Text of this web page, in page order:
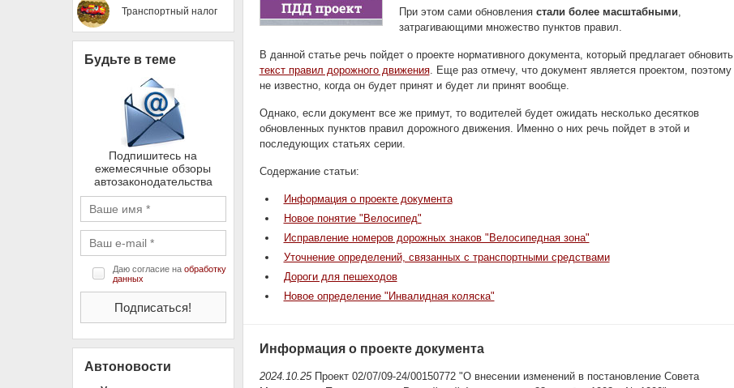
Транспортный налог
Будьте в теме
Подпишитесь на
ежемесячные обзоры
автозаконодательства
Даю согласие на обработку
данных
Автоновости
При этом сами обновления стали более масштабными,
затрагивающими множество пунктов правил.
В данной статье речь пойдет о проекте нормативного документа, который предлагает обновить
текст правил дорожного движения. Еще раз отмечу, что документ является проектом, поэтому
не известно, когда он будет принят и будет ли принят вообще.
Однако, если документ все же примут, то водителей будет ожидать несколько десятков
обновленных пунктов правил дорожного движения. Именно о них речь пойдет в этой и
последующих статьях серии.
Содержание статьи:
Информация о проекте документа
Новое понятие "Велосипед"
Исправление номеров дорожных знаков "Велосипедная зона"
Уточнение определений, связанных с транспортными средствами
Дороги для пешеходов
Новое определение "Инвалидная коляска"
Информация о проекте документа
2024.10.25Проект 02/07/09-24/00150772 "О внесении изменений в постановление Совета